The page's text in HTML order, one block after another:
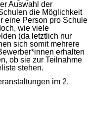
Auswahl der
die Möglichkeit
eine Person pro Schule
wie viele
(da letztlich nur
sich somit mehrere
erhalten
ob sie zur Teilnahme
stehen.
im 2.